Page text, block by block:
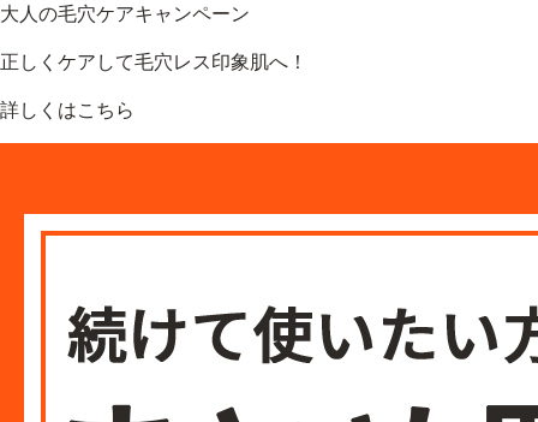
大人の毛穴ケアキャンペーン
正しくケアして毛穴レス印象肌へ！
詳しくはこちら